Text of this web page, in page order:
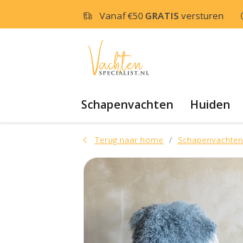
Vanaf€50 GRATIS versturen
Schapenvachten Huiden
Terug naar home Schapenvachten